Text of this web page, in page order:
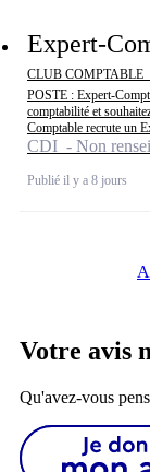
Expert-
CLUB COMPTABLE
POSTE : Expert-
comptabilité et
Comptable recrute un
CDI - Non
Publié il y a 8 jours
Votre avis
Qu'avez-vous